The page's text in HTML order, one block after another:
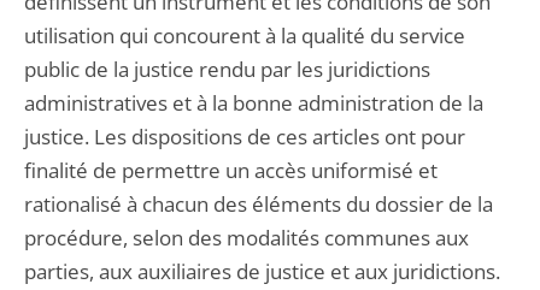
utilisation qui concourent à la qualité du service
public de la justice rendu par les juridictions
administratives et à la bonne administration de la
justice. Les dispositions de ces articles ont pour
finalité de permettre un accès uniformisé et
rationalisé à chacun des éléments du dossier de la
procédure, selon des modalités communes aux
parties, aux auxiliaires de justice et aux juridictions.